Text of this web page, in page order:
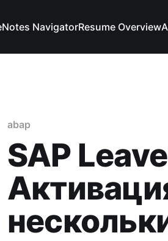
Notes NavigatorResume Overview
abap
SAP